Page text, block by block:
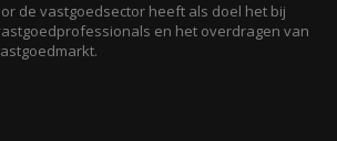
de vastgoedsector heeft als doel het bij
en het overdragen van